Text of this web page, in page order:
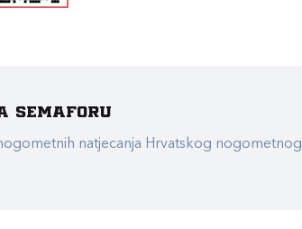
Semaforu
natjecanja Hrvatskog nogometnog